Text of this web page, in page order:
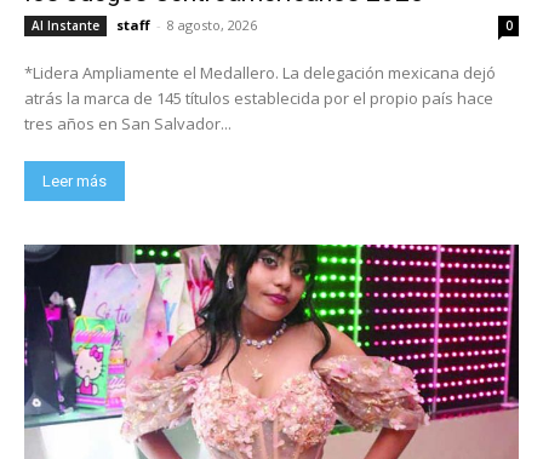
Al Instante staff - 8 agosto, 2026 0
*Lidera Ampliamente el Medallero. La delegación mexicana dejó
atrás la marca de 145 títulos establecida por el propio país hace
tres años en San Salvador...
Leer más